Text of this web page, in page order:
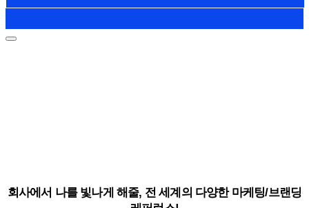
회사에서 나를 빛나게 해줄, 전 세계의 다양한 마케팅/브랜딩